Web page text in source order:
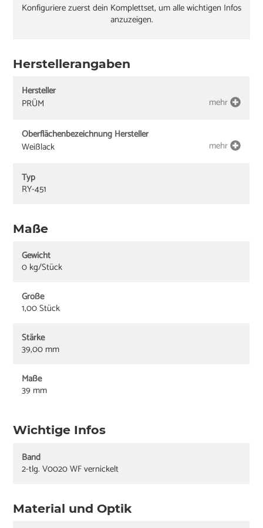
Konfiguriere zuerst dein Komplettset, um alle wichtigen Infos
anzuzeigen.
Herstellerangaben
Hersteller
PRÜM
mehr
Oberflächenbezeichnung Hersteller
Weißlack
mehr
Typ
RY-451
Maße
Gewicht
0 kg/Stück
Größe
1,00 Stück
Stärke
39,00 mm
Maße
39 mm
Wichtige Infos
Band
2-tlg. V0020 WF vernickelt
Material und Optik